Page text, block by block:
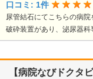
口コミ: 1件
尿管結石にてこちらの病
破砕装置があり、泌尿器
【病院なびドクタ